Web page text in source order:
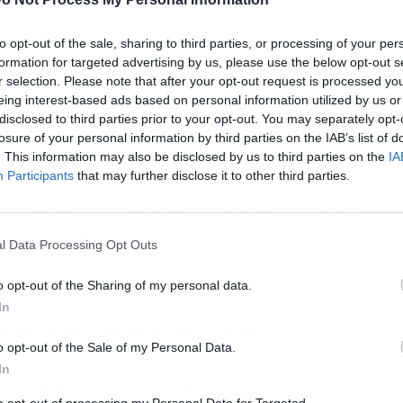
opt-out of the sale, sharing to third parties, or processing of your
for targeted advertising by us, please use the below opt-out
selection. Please note that after your opt-out request is processed
interest-based ads based on personal information utilized by us
to third parties prior to your opt-out. You may separately
of your personal information by third parties on the IAB’s list of
This information may also be disclosed by us to third parties on the
Participants that may further disclose it to other third parties.
Data Processing Opt Outs
opt-out of the Sharing of my personal data.
opt-out of the Sale of my Personal Data.
un aumento en los índices deansiedaden
Una alternativa es acudir al
a un psicólogo en Madrid, especializado en
más común entre los
2019, España resultó el país europeo con